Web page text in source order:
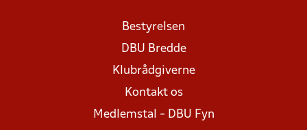
Bestyrelsen
DBU Bredde
Klubrådgiverne
Kontakt os
Medlemstal - DBU Fyn